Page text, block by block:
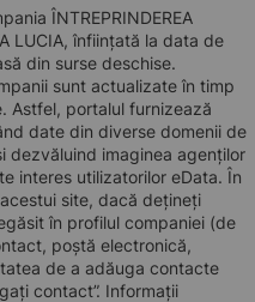
ÎNTREPRINDEREA
LUCIA, înființată la data de
din surse deschise.
sunt actualizate în timp
Astfel, portalul furnizează
date din diverse domenii de
dezvăluind imaginea agenților
interes utilizatorilor eData. În
site, dacă dețineți
în profilul companiei (de
poștă electronică,
de a adăuga contacte
contact”. Informații